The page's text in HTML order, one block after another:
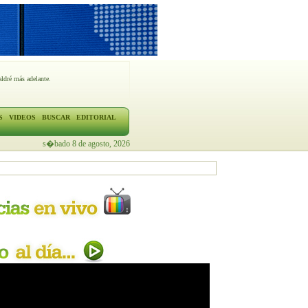
más adelante.
VIDEOS BUSCAR
EDITORIAL
s�bado 8 de agosto, 2026